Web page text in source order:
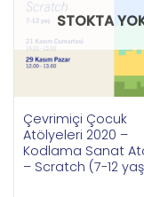
STOKTA
Çevrimiçi Çocuk
Atölyeleri 2020 –
Kodlama Sanat
– Scratch (7-12